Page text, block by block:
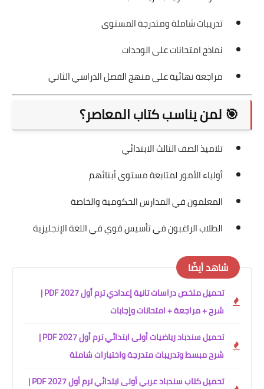
تدريبات شاملة ومتدرجة المستوى
نماذج امتحانات على الوحدات
مراجعة نهائية على منهج الفصل الدراسي الثاني
🎯 لمن يناسب كتاب المعاصر؟
تلاميذ الصف الثالث الابتدائي
أولياء الأمور لمتابعة مستوى أبنائهم
المعلمون في المدارس الحكومية والخاصة
الطلاب الراغبون في تأسيس قوي في اللغة الإنجليزية
شاهد أيضًا
تحميل ملخص دراسات تانية إعدادي ترم أول 2027 PDF |
شرح + مراجعة + امتحانات وإجابات
تحميل سندباد رياضيات أولى ابتدائي ترم أول 2027 PDF |
شرح مبسط وتدريبات متدرجة واختبارات شاملة
تحميل كتاب سندباد عربي أولى ابتدائي ترم أول 2027 PDF |